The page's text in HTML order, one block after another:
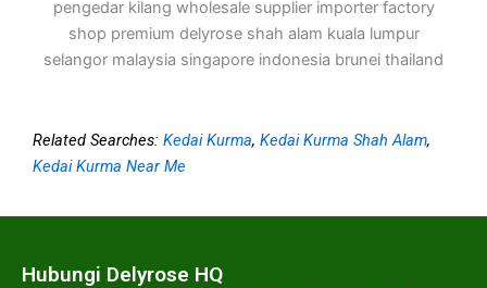
Related Searches: Kedai Kurma, Kedai Kurma Shah Alam,
Kedai Kurma Near Me
Hubungi Delyrose HQ